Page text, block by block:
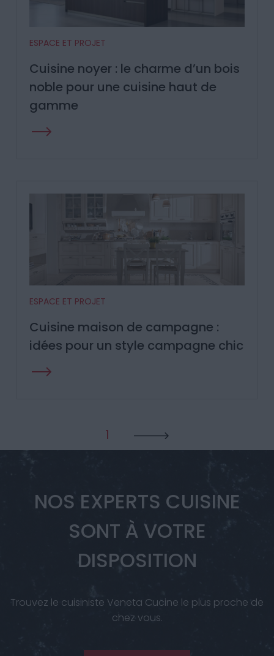
ESPACE ET PROJET
Cuisine noyer : le charme d’un bois
noble pour une cuisine haut de
gamme
ESPACE ET PROJET
Cuisine maison de campagne :
idées pour un style campagne chic
1
NOS EXPERTS CUISINE
SONT À VOTRE
DISPOSITION
Trouvez le cuisiniste Veneta Cucine le plus proche de
chez vous.